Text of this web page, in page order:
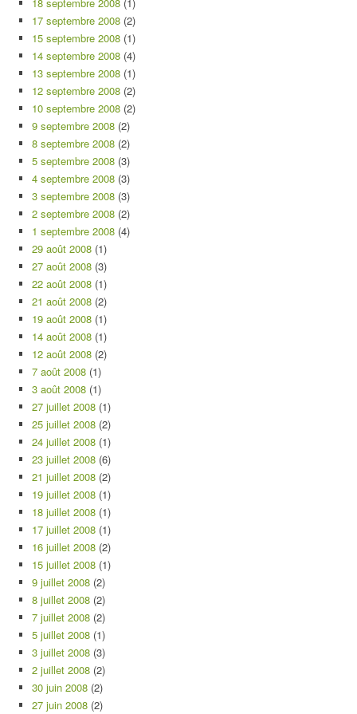
17 septembre 2008 (2)
15 septembre 2008 (1)
14 septembre 2008 (4)
13 septembre 2008 (1)
12 septembre 2008 (2)
10 septembre 2008 (2)
9 septembre 2008 (2)
8 septembre 2008 (2)
5 septembre 2008 (3)
4 septembre 2008 (3)
3 septembre 2008 (3)
2 septembre 2008 (2)
1 septembre 2008 (4)
29 août 2008 (1)
27 août 2008 (3)
22 août 2008 (1)
21 août 2008 (2)
19 août 2008 (1)
14 août 2008 (1)
12 août 2008 (2)
7 août 2008 (1)
3 août 2008 (1)
27 juillet 2008 (1)
25 juillet 2008 (2)
24 juillet 2008 (1)
23 juillet 2008 (6)
21 juillet 2008 (2)
19 juillet 2008 (1)
18 juillet 2008 (1)
17 juillet 2008 (1)
16 juillet 2008 (2)
15 juillet 2008 (1)
9 juillet 2008 (2)
8 juillet 2008 (2)
7 juillet 2008 (2)
5 juillet 2008 (1)
3 juillet 2008 (3)
2 juillet 2008 (2)
30 juin 2008 (2)
27 juin 2008 (2)